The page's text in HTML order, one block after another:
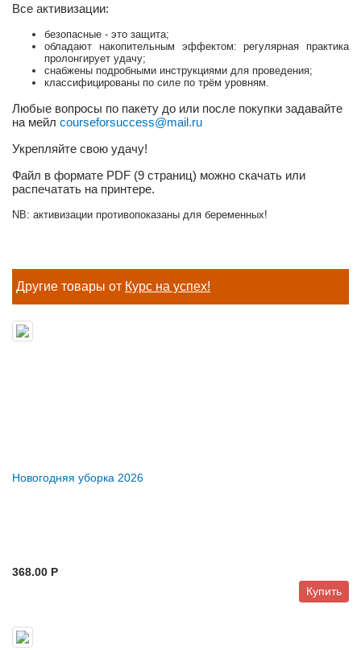
Все активизации:
безопасные - это защита;
обладают накопительным эффектом: регулярная практика
пролонгирует удачу;
снабжены подробными инструкциями для проведения;
классифицированы по силе по трём уровням.
Любые вопросы по пакету до или после покупки задавайте
на мейл courseforsuccess@mail.ru
Укрепляйте свою удачу!
Файл в формате PDF (9 страниц) можно скачать или
распечатать на принтере.
NB: активизации противопоказаны для беременных!
Другие товары от Курс на успех!
Новогодняя уборка 2026
368.00 P
Купить